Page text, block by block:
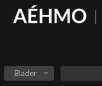
Blader